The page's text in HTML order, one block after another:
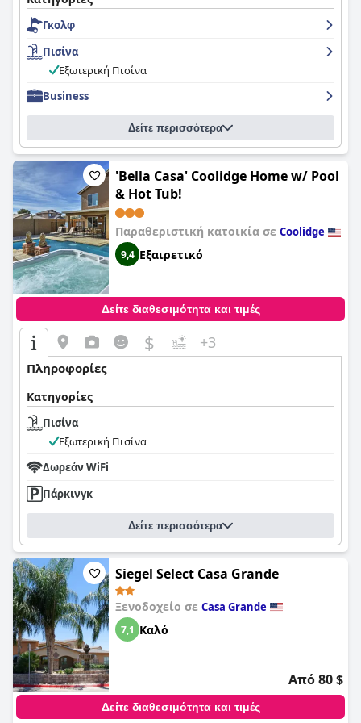
Γκολφ
Πισίνα
Εξωτερική Πισίνα
Business
Δείτε περισσότερα
'Bella Casa' Coolidge Home w/ Pool
& Hot Tub!
Παραθεριστική κατοικία σε Coolidge
9,4 Εξαιρετικό
Δείτε διαθεσιμότητα και τιμές
$ +3
Πληροφορίες
Κατηγορίες
Πισίνα
Εξωτερική Πισίνα
Δωρεάν WiFi
Πάρκινγκ
Δείτε περισσότερα
Siegel Select Casa Grande
Ξενοδοχείο σε Casa Grande
7,1 Καλό
Από 80 $
Δείτε διαθεσιμότητα και τιμές